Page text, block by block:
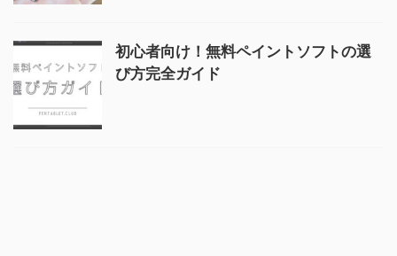
初心者向け！無料ペイントソフトの選
び方完全ガイド